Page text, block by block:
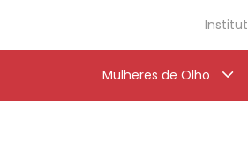
Mulheres de Olho